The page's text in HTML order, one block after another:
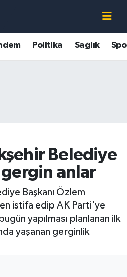
Politika Sağlık
Belediye
anlar
Başkanı Özlem
istifa edip AK Parti'ye
yapılması planlanan ilk
yaşanan gerginlik
ve Fikstür